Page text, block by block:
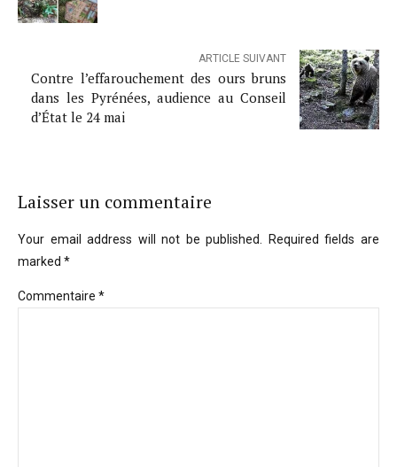
ARTICLE SUIVANT
Contre l’effarouchement des ours bruns
dans les Pyrénées, audience au Conseil
d’État le 24 mai
Laisser un commentaire
Your email address will not be published. Required fields are
marked *
Commentaire *